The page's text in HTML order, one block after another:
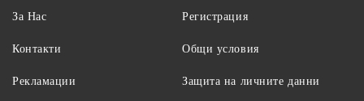
За Нас
Контакти
Рекламации
Регистрация
Общи условия
Защита на личните данни